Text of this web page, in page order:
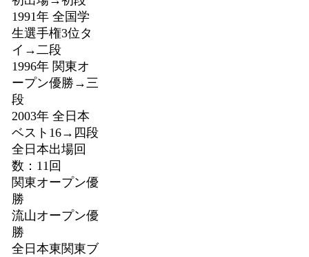
1991年 全国学
生選手権3位タ
イ→二段
1996年 関東オ
ープン優勝→三
段
2003年 全日本
ベスト16→四段
全日本出場回
数：11回
関東オープン優
勝
流山オープン優
勝
全日本東関東ブ